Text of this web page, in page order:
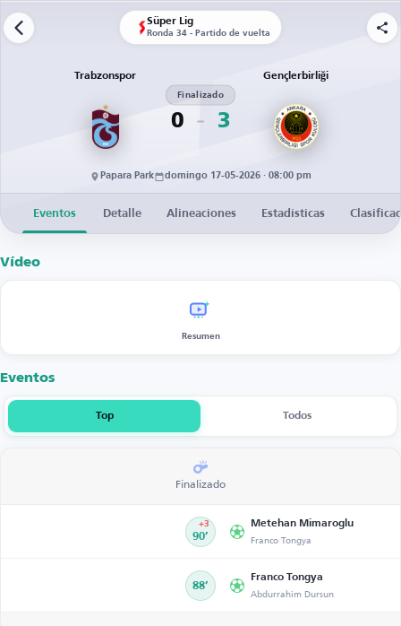
Süper Lig
Ronda 34 - Partido de vuelta
Trabzonspor
0
Finalizado
3
Gençlerbirliği
Papara Park domingo 17-05-2026 · 08:00 pm
Eventos Detalle Alineaciones Estadísticas
Vídeo
Resumen
Eventos
Top Todos
Finalizado
90’
+3 Metehan Mimaroglu
Franco Tongya
88’
Franco Tongya
Abdurrahim Dursun